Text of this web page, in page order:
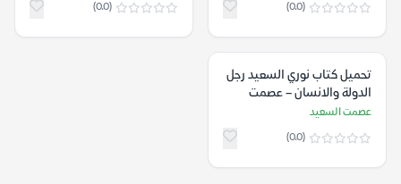
(0.0)
(0.0)
تحميل كتاب نوري السعيد رجل
الدولة والانسان – عصمت
السعيد
عصمت السعيد
(0.0)